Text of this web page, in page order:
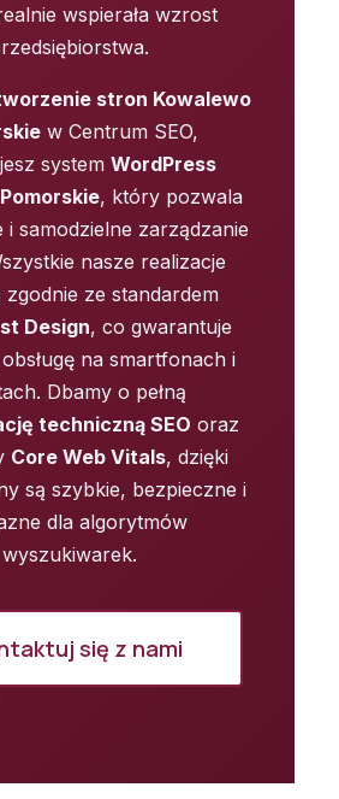
wspierała wzrost
stron Kowalewo
w Centrum SEO,
system WordPress
, który pozwala
i samodzielne zarządzanie
nasze realizacje
zgodnie ze standardem
Design, co gwarantuje
na smartfonach i
Dbamy o pełną
techniczną SEO oraz
Core Web Vitals, dzięki
są szybkie, bezpieczne i
dla algorytmów
wyszukiwarek.
się z nami